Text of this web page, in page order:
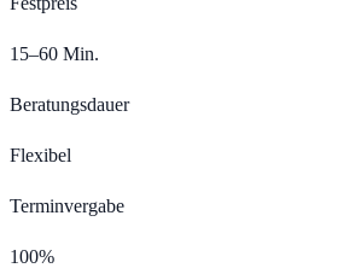
15–60 Min.
Beratungsdauer
Flexibel
Terminvergabe
100%